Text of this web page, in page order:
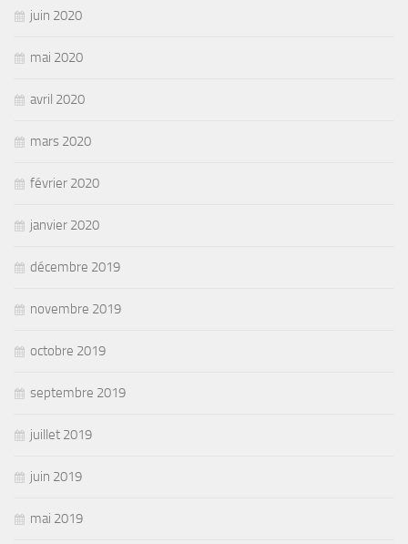
juin 2020
mai 2020
avril 2020
mars 2020
février 2020
janvier 2020
décembre 2019
novembre 2019
octobre 2019
septembre 2019
juillet 2019
juin 2019
mai 2019